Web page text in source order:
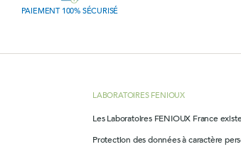
PAIEMENT 100% SÉCURISÉ
LABORATOIRES FENIOUX
Les Laboratoires FENIOUX France
Protection des données à caractère